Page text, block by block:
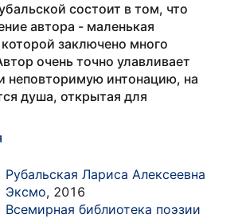
состоит в том, что
автора - маленькая
заключено много
очень точно улавливает
неповторимую интонацию, на
душа, открытая для
Рубальская Лариса Алексеевна
Эксмо, 2016
Всемирная библиотека поэзии